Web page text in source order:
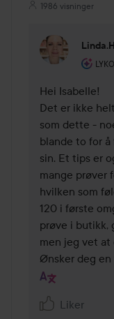
1986 visninger
Hei Isabelle!
Det er ikke
som dette -
blande to for
sin. Et tips er
mange prøver
hvilken som
120 i første
prøve i butikk,
men jeg vet
Ønsker deg en
Liker